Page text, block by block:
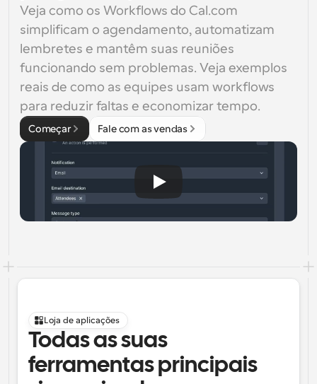
Veja como os Workflows do Cal.com
simplificam o agendamento, automatizam
lembretes e mantêm suas reuniões
funcionando sem problemas. Veja exemplos
reais de como as equipes usam workflows
para reduzir faltas e economizar tempo.
Começar Fale com as vendas
Loja de aplicações
Todas as suas
ferramentas principais